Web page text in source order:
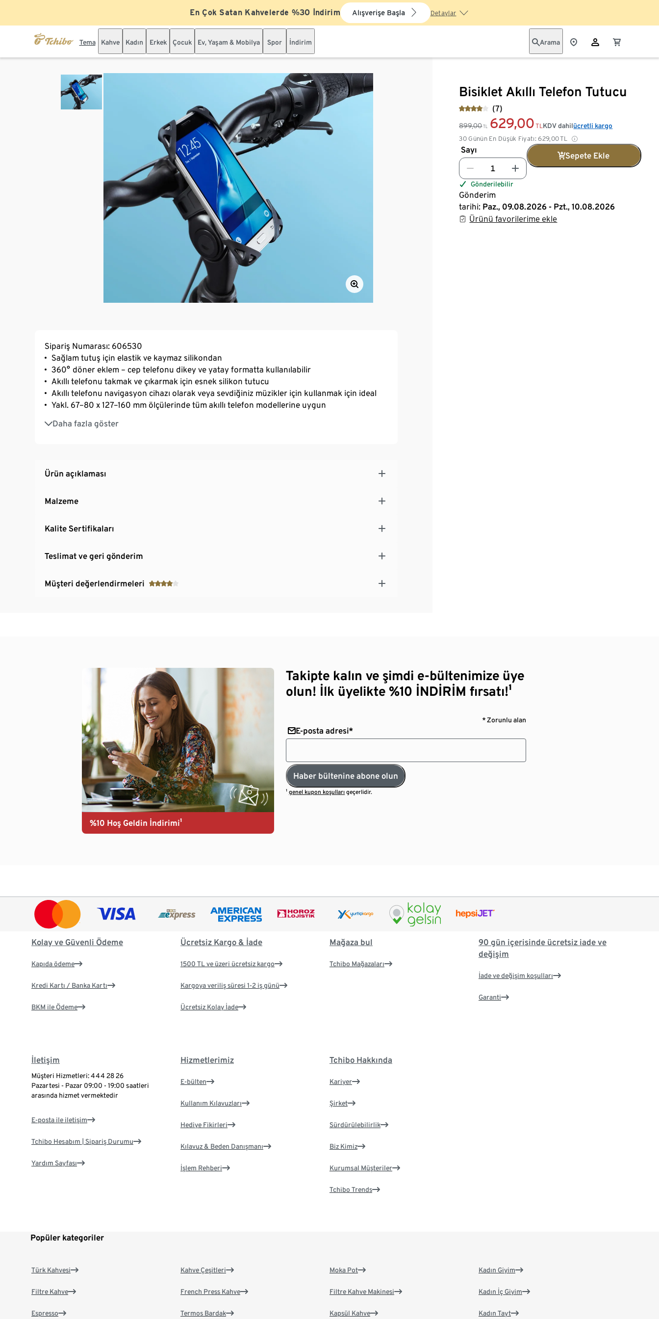
En Çok Satan Kahvelerde %30 İndirim Alışverişe Başla Detaylar
Tema Kahve Kadın Erkek Çocuk Ev, Yaşam & Mobilya Spor İndirim Arama
Bisiklet Akıllı Telefon Tutucu
(7)
899,00 TL 629,00 TL
30 Günün En Düşük Fiyatı: 629,00TL
KDV dahilücretli kargo
Sayı
Sepete Ekle
Gönderilebilir
Gönderim
tarihi: Paz., 09.08.2026 - Pzt., 10.08.2026
Ürünü favorilerime ekle
Sipariş Numarası: 606530
Sağlam tutuş için elastik ve kaymaz silikondan
360° döner eklem – cep telefonu dikey ve yatay formatta kullanılabilir
Akıllı telefonu takmak ve çıkarmak için esnek silikon tutucu
Akıllı telefonu navigasyon cihazı olarak veya sevdiğiniz müzikler için kullanmak için ideal
Yakl. 67–80 x 127–160 mm ölçülerinde tüm akıllı telefon modellerine uygun
Daha fazla göster
Standart bisiklet gidonları için uygun
Lastik bant sayesinde gidona kolay montaj
Ürün açıklaması
Malzeme
Kalite Sertifikaları
Teslimat ve geri gönderim
Müşteri değerlendirmeleri
%10 Hoş Geldin İndirimi¹
Takipte kalın ve şimdi e-bültenimize üye
olun! İlk üyelikte %10 İNDİRİM fırsatı!¹
* Zorunlu alan
E-posta adresi*
Haber bültenine abone olun
¹genel kupon koşulları geçerlidir.
Kolay ve Güvenli Ödeme
Kapıda ödeme
Kredi Kartı / Banka Kartı
BKM ile Ödeme
Ücretsiz Kargo & İade
1500 TL ve üzeri ücretsiz kargo
Kargoya veriliş süresi 1-2 iş günü
Ücretsiz Kolay İade
Mağaza bul
Tchibo Mağazaları
90 gün içerisinde ücretsiz iade ve
değişim
İade ve değişim koşulları
Garanti
İletişim
Müşteri Hizmetleri: 444 28 26
Pazartesi - Pazar 09:00 - 19:00 saatleri
arasında hizmet vermektedir
E-posta ile iletişim
Tchibo Hesabım | Sipariş Durumu
Yardım Sayfası
Hizmetlerimiz
E-bülten
Kullanım Kılavuzları
Hediye Fikirleri
Kılavuz & Beden Danışmanı
İşlem Rehberi
Tchibo Hakkında
Kariyer
Şirket
Sürdürülebilirlik
Biz Kimiz
Kurumsal Müşteriler
Tchibo Trends
Popüler kategoriler
Türk Kahvesi
Filtre Kahve
Espresso
Kahve Çeşitleri
French Press Kahve
Termos Bardak
Moka Pot
Filtre Kahve Makinesi
Kapsül Kahve
Kadın Giyim
Kadın İç Giyim
Kadın Tayt